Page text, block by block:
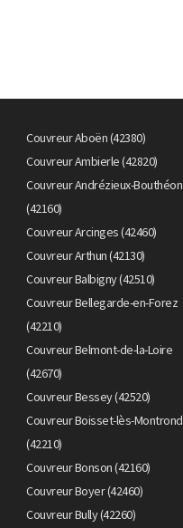
Couvreur Aboën (42380)
Couvreur Ambierle (42820)
Couvreur Andrézieux-Bouthéon
(42160)
Couvreur Arcinges (42460)
Couvreur Arthun (42130)
Couvreur Balbigny (42510)
Couvreur Bellegarde-en-Forez
(42210)
Couvreur Belmont-de-la-Loire
(42670)
Couvreur Bessey (42520)
Couvreur Boisset-lès-Montrond
(42210)
Couvreur Bonson (42160)
Couvreur Boyer (42460)
Couvreur Bully (42260)